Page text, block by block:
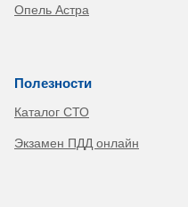
Опель Астра
Полезности
Каталог СТО
Экзамен ПДД онлайн